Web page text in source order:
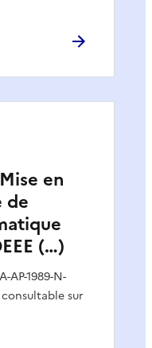
en
de
(…)
AP-1989-N-
sur